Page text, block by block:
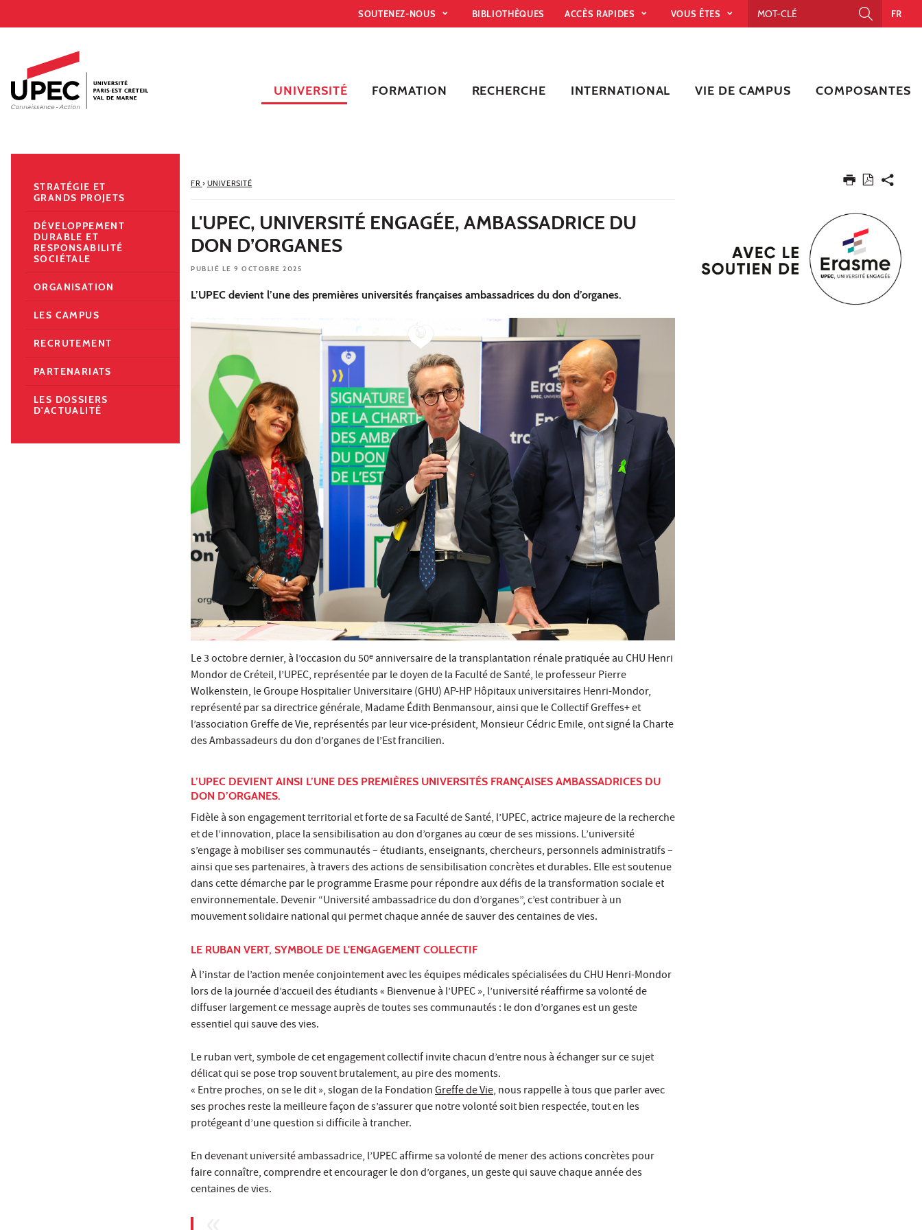
Accès directs
Recherche
Navigation secondaire
SOUTENEZ-NOUS BIBLIOTHÈQUES ACCÈS RAPIDES VOUS ÊTES FR
UNIVERSITÉ FORMATION RECHERCHE INTERNATIONAL VIE DE CAMPUS COMPOSANTES
FR › UNIVERSITÉ
L'UPEC, UNIVERSITÉ ENGAGÉE, AMBASSADRICE DU
DON D’ORGANES
PUBLIÉ LE 9 OCTOBRE 2025
L’UPEC devient l’une des premières universités françaises ambassadrices du don d’organes.
Le 3 octobre dernier, à l’occasion du 50ᵉ anniversaire de la transplantation rénale pratiquée au CHU Henri
Mondor de Créteil, l’UPEC, représentée par le doyen de la Faculté de Santé, le professeur Pierre
Wolkenstein, le Groupe Hospitalier Universitaire (GHU) AP-HP Hôpitaux universitaires Henri-Mondor,
représenté par sa directrice générale, Madame Édith Benmansour, ainsi que le Collectif Greffes+ et
l’association Greffe de Vie, représentés par leur vice-président, Monsieur Cédric Emile, ont signé la Charte
des Ambassadeurs du don d’organes de l’Est francilien.
L’UPEC DEVIENT AINSI L’UNE DES PREMIÈRES UNIVERSITÉS FRANÇAISES AMBASSADRICES DU
DON D’ORGANES.
Fidèle à son engagement territorial et forte de sa Faculté de Santé, l’UPEC, actrice majeure de la recherche
et de l’innovation, place la sensibilisation au don d’organes au cœur de ses missions. L’université
s’engage à mobiliser ses communautés – étudiants, enseignants, chercheurs, personnels administratifs –
ainsi que ses partenaires, à travers des actions de sensibilisation concrètes et durables. Elle est soutenue
dans cette démarche par le programme Erasme pour répondre aux défis de la transformation sociale et
environnementale. Devenir “Université ambassadrice du don d’organes”, c’est contribuer à un
mouvement solidaire national qui permet chaque année de sauver des centaines de vies.
LE RUBAN VERT, SYMBOLE DE L'ENGAGEMENT COLLECTIF
À l’instar de l’action menée conjointement avec les équipes médicales spécialisées du CHU Henri-Mondor
lors de la journée d’accueil des étudiants « Bienvenue à l’UPEC », l’université réaffirme sa volonté de
diffuser largement ce message auprès de toutes ses communautés : le don d’organes est un geste
essentiel qui sauve des vies.
Le ruban vert, symbole de cet engagement collectif invite chacun d’entre nous à échanger sur ce sujet
délicat qui se pose trop souvent brutalement, au pire des moments.
« Entre proches, on se le dit », slogan de la FondationGreffe de Vie, nous rappelle à tous que parler avec
ses proches reste la meilleure façon de s’assurer que notre volonté soit bien respectée, tout en les
protégeant d’une question si difficile à trancher.
En devenant université ambassadrice, l’UPEC affirme sa volonté de mener des actions concrètes pour
faire connaître, comprendre et encourager le don d’organes, un geste qui sauve chaque année des
centaines de vies.
STRATÉGIE ET
GRANDS PROJETS
DÉVELOPPEMENT
DURABLE ET
RESPONSABILITÉ
SOCIÉTALE
ORGANISATION
LES CAMPUS
RECRUTEMENT
PARTENARIATS
LES DOSSIERS
D'ACTUALITÉ